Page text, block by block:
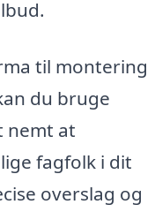
til montering
du bruge
nemt at
fagfolk i dit
overslag og